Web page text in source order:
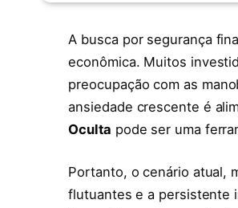
A busca por segurança
econômica. Muitos
preocupação com as
ansiedade crescente é
Oculta pode ser uma
Portanto, o cenário atual,
flutuantes e a persistente